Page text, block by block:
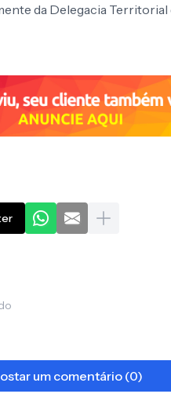
da Delegacia Territorial
um comentário (0)